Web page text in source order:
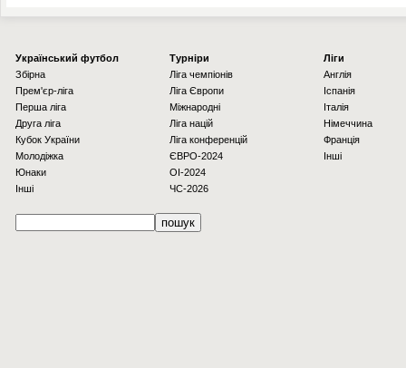
Українcький футбол
Збірна
Прем'єр-ліга
Перша ліга
Друга ліга
Кубок України
Молодіжка
Юнаки
Інші
Турніри
Ліга чемпіонів
Ліга Європи
Міжнародні
Ліга націй
Ліга конференцій
ЄВРО-2024
OI-2024
ЧС-2026
Ліги
Англія
Іспанія
Італія
Німеччина
Франція
Інші